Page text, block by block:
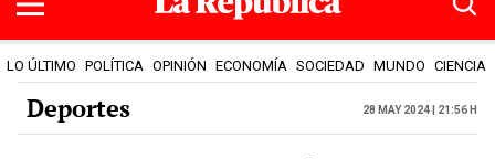
LO ÚLTIMO POLÍTICA OPINIÓN ECONOMÍA SOCIEDAD MUNDO CIENCIA
Deportes 28 May 2024 | 21:56 h